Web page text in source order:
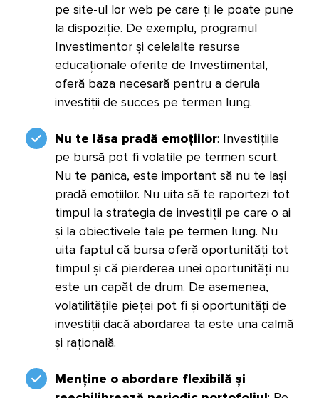
pe site-ul lor web pe care ți le poate pune
la dispoziție. De exemplu, programul
Investimentor și celelalte resurse
educaționale oferite de Investimental,
oferă baza necesară pentru a derula
investiții de succes pe termen lung.
Nu te lăsa pradă emoțiilor: Investițiile
pe bursă pot fi volatile pe termen scurt.
Nu te panica, este important să nu te lași
pradă emoțiilor. Nu uita să te raportezi tot
timpul la strategia de investiții pe care o ai
și la obiectivele tale pe termen lung. Nu
uita faptul că bursa oferă oportunități tot
timpul și că pierderea unei oportunități nu
este un capăt de drum. De asemenea,
volatilitățile pieței pot fi și oportunități de
investiții dacă abordarea ta este una calmă
și rațională.
Menține o abordare flexibilă și